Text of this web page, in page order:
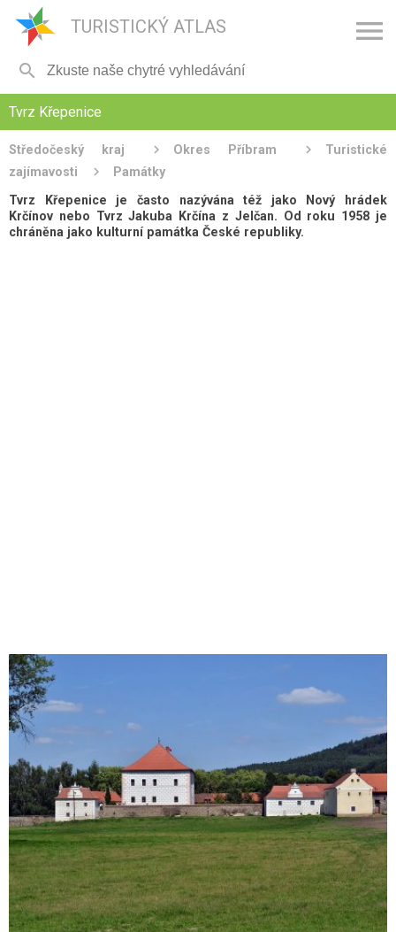
TURISTICKÝ ATLAS 

Tvrz Křepenice
Středočeský kraj Okres Příbram
Turistické
zajímavosti
Památky
Tvrz Křepenice je často nazývána též jako Nový hrádek
Krčínov nebo Tvrz Jakuba Krčína z Jelčan. Od roku 1958 je
chráněna jako kulturní památka České republiky.